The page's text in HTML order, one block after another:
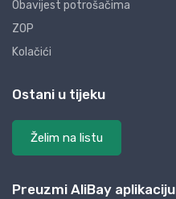
Obavijest potrošačima
ZOP
Kolačići
Ostani u tijeku
Želim na listu
Preuzmi AliBay aplikaciju